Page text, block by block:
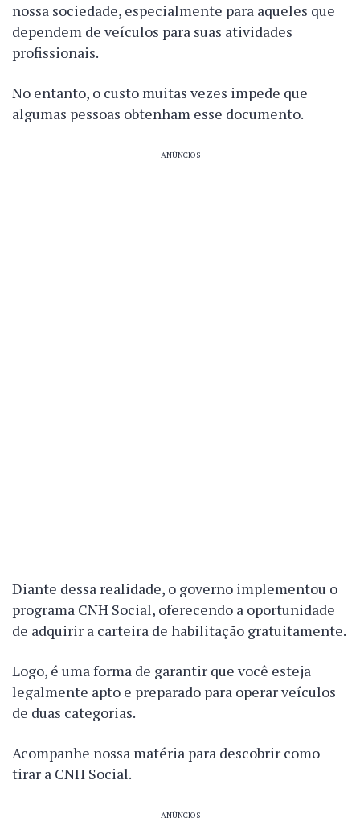
nossa sociedade, especialmente para aqueles que
dependem de veículos para suas atividades
profissionais.
No entanto, o custo muitas vezes impede que
algumas pessoas obtenham esse documento.
ANÚNCIOS
Diante dessa realidade, o governo implementou o
programa CNH Social, oferecendo a oportunidade
de adquirir a carteira de habilitação gratuitamente.
Logo, é uma forma de garantir que você esteja
legalmente apto e preparado para operar veículos
de duas categorias.
Acompanhe nossa matéria para descobrir como
tirar a CNH Social.
ANÚNCIOS